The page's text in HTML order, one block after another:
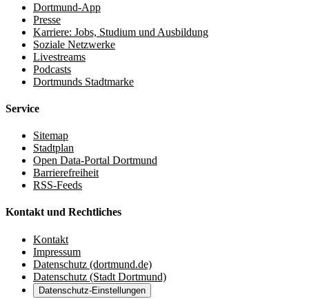
Dortmund-App
Presse
Karriere: Jobs, Studium und Ausbildung
Soziale Netzwerke
Livestreams
Podcasts
Dortmunds Stadtmarke
Service
Sitemap
Stadtplan
Open Data-Portal Dortmund
Barrierefreiheit
RSS-Feeds
Kontakt und Rechtliches
Kontakt
Impressum
Datenschutz (dortmund.de)
Datenschutz (Stadt Dortmund)
Datenschutz-Einstellungen